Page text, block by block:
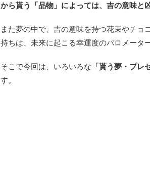
から貰う「品物」によっては、吉の意味と
また夢の中で、吉の意味を持つ花束やチ
持ちは、未来に起こる幸運度のバロメータ
そこで今回は、いろいろな 「貰う夢・プレ
す。